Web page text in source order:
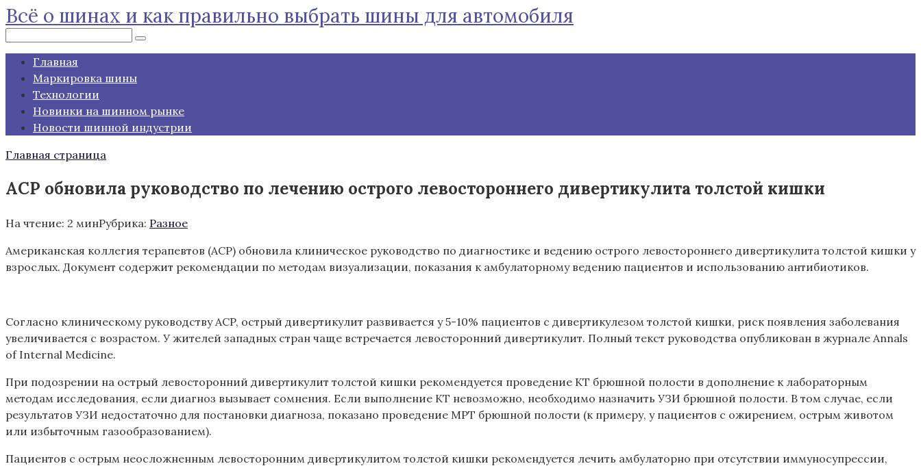
Перейти
к
контенту
Всё о шинах и как правильно выбрать шины для автомобиля
Главная
Маркировка шины
Технологии
Новинки на шинном рынке
Новости шинной индустрии
Главная страница
ACP обновила руководство по лечению острого левостороннего дивертикулита толстой кишки
На чтение: 2 минРубрика: Разное
Американская коллегия терапевтов (АCP) обновила клиническое руководство по диагностике и ведению острого левостороннего дивертикулита толстой кишки у
взрослых. Документ содержит рекомендации по методам визуализации, показания к амбулаторному ведению пациентов и использованию антибиотиков.
Согласно клиническому руководству АCP, острый дивертикулит развивается у 5-10% пациентов с дивертикулезом толстой кишки, риск появления заболевания
увеличивается с возрастом. У жителей западных стран чаще встречается левосторонний дивертикулит. Полный текст руководства опубликован в журнале Annals
of Internal Medicine.
При подозрении на острый левосторонний дивертикулит толстой кишки рекомендуется проведение КТ брюшной полости в дополнение к лабораторным
методам исследования, если диагноз вызывает сомнения. Если выполнение КТ невозможно, необходимо назначить УЗИ брюшной полости. В том случае, если
результатов УЗИ недостаточно для постановки диагноза, показано проведение МРТ брюшной полости (к примеру, у пациентов с ожирением, острым животом
или избыточным газообразованием).
Пациентов с острым неосложненным левосторонним дивертикулитом толстой кишки рекомендуется лечить амбулаторно при отсутствии иммуносупрессии,